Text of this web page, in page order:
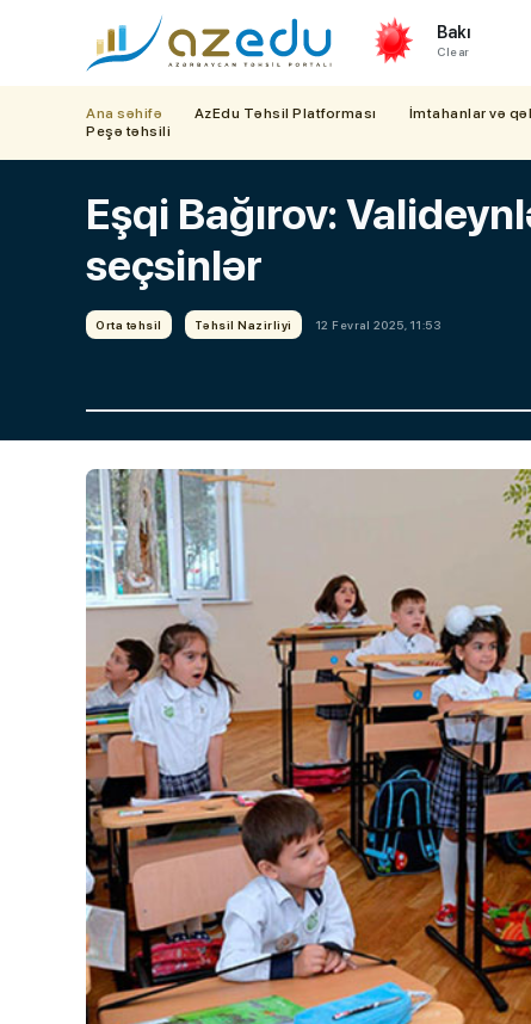
Bakı
Clear
Ana səhifə AzEdu Təhsil Platforması İmtahanlar və
Peşə təhsili
Eşqi Bağırov:
seçsinlər
Orta təhsil Təhsil Nazirliyi 12 Fevral 2025, 11:53